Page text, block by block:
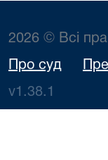
2026 © Всі
Про суд
v1.38.1